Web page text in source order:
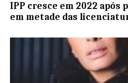
IPP cresce em 2022 após
em metade das